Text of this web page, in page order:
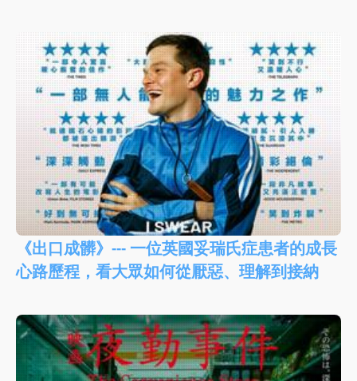
《出口成髒》--- 一位英國妥瑞氏症患者的成長
心路歷程，看大眾如何從厭惡、理解到接納